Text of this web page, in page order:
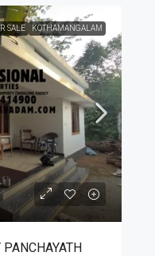
SALE KOTHAMANGALAM